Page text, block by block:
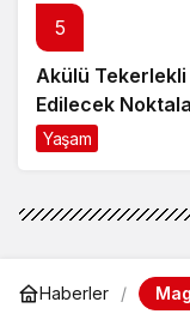
5
Akülü
Edilecek
Model Tercihi
Yaşam
Haberler